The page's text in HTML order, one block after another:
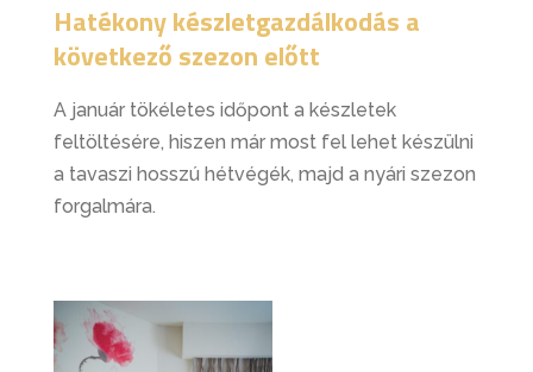
Hatékony készletgazdálkodás a
következő szezon előtt
A január tökéletes időpont a készletek
feltöltésére, hiszen már most fel lehet készülni
a tavaszi hosszú hétvégék, majd a nyári szezon
forgalmára.